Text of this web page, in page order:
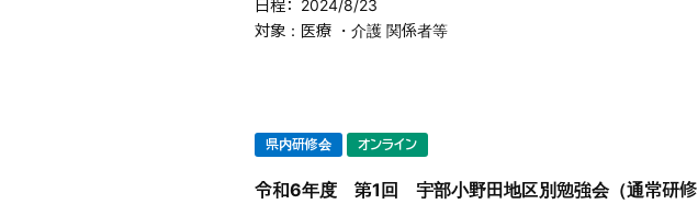
日程
2024/8/23
対象
医療 ・介護 関係者等
令和6年度 第1回 宇部小野田地区別勉強会（通常研修
県内研修会 オンライン